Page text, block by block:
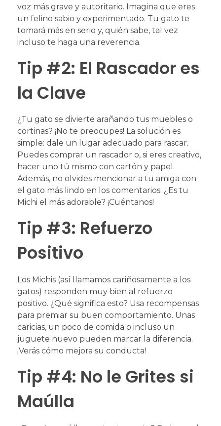
voz más grave y autoritario. Imagina que eres
un felino sabio y experimentado. Tu gato te
tomará más en serio y, quién sabe, tal vez
incluso te haga una reverencia.
Tip #2: El Rascador es
la Clave
¿Tu gato se divierte arañando tus muebles o
cortinas? ¡No te preocupes! La solución es
simple: dale un lugar adecuado para rascar.
Puedes comprar un rascador o, si eres creativo,
hacer uno tú mismo con cartón y papel.
Además, no olvides mencionar a tu amiga con
el gato más lindo en los comentarios. ¿Es tu
Michi el más adorable? ¡Cuéntanos!
Tip #3: Refuerzo
Positivo
Los Michis (así llamamos cariñosamente a los
gatos) responden muy bien al refuerzo
positivo. ¿Qué significa esto? Usa recompensas
para premiar su buen comportamiento. Unas
caricias, un poco de comida o incluso un
juguete nuevo pueden marcar la diferencia.
¡Verás cómo mejora su conducta!
Tip #4: No le Grites si
Maúlla